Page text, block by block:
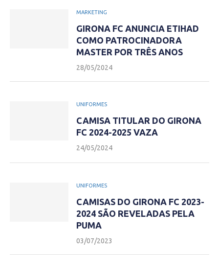
MARKETING
GIRONA FC ANUNCIA ETIHAD
COMO PATROCINADORA
MASTER POR TRÊS ANOS
28/05/2024
UNIFORMES
CAMISA TITULAR DO GIRONA
FC 2024-2025 VAZA
24/05/2024
UNIFORMES
CAMISAS DO GIRONA FC 2023-
2024 SÃO REVELADAS PELA
PUMA
03/07/2023